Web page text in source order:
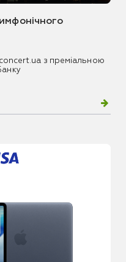
concert.ua з преміальною